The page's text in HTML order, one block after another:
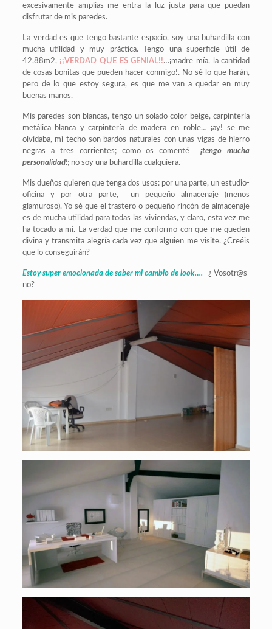
excesivamente amplias me entra la luz justa para que puedan
disfrutar de mis paredes.
La verdad es que tengo bastante espacio, soy una buhardilla con
mucha utilidad y muy práctica. Tengo una superficie útil de
42,88m2, ¡¡VERDAD QUE ES GENIAL!!…¡madre mía, la cantidad
de cosas bonitas que pueden hacer conmigo!. No sé lo que harán,
pero de lo que estoy segura, es que me van a quedar en muy
buenas manos.
Mis paredes son blancas, tengo un solado color beige, carpintería
metálica blanca y carpintería de madera en roble… ¡ay! se me
olvidaba, mi techo son bardos naturales con unas vigas de hierro
negras a tres corrientes; como os comenté ¡tengo mucha
personalidad!; no soy una buhardilla cualquiera.
Mis dueños quieren que tenga dos usos: por una parte, un estudio-
oficina y por otra parte, un pequeño almacenaje (menos
glamuroso). Yo sé que el trastero o pequeño rincón de almacenaje
es de mucha utilidad para todas las viviendas, y claro, esta vez me
ha tocado a mí. La verdad que me conformo con que me queden
divina y transmita alegría cada vez que alguien me visite. ¿Creéis
que lo conseguirán?
Estoy super emocionada de saber mi cambio de look….
¿ Vosotr@s
no?